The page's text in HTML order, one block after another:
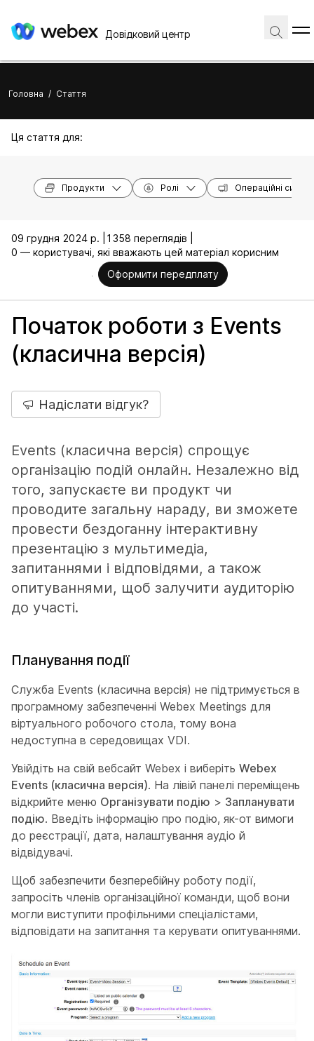
Довідковий центр
Головна / Стаття
Ця стаття для:
Продукти Ролі Операційні
09 грудня 2024 р. |
1358 переглядів |
0 — користувачі, які вважають цей матеріал корисним
Оформити передплату
Початок роботи з Events
(класична версія)
Надіслати відгук?
Events (класична версія) спрощує
організацію подій онлайн. Незалежно від
того, запускаєте ви продукт чи
проводите загальну нараду, ви зможете
провести бездоганну інтерактивну
презентацію з мультимедіа,
запитаннями і відповідями, а також
опитуваннями, щоб залучити аудиторію
до участі.
Планування події
Служба Events (класична версія) не підтримується в
програмному забезпеченні Webex Meetings для
віртуального робочого стола, тому вона
недоступна в середовищах VDI.
Увійдіть на свій вебсайт Webex і виберіть Webex
Events (класична версія). На лівій панелі переміщень
відкрийте меню Організувати подію > Запланувати
подію. Введіть інформацію про подію, як-от вимоги
до реєстрації, дата, налаштування аудіо й
відвідувачі.
Щоб забезпечити безперебійну роботу події,
запросіть членів організаційної команди, щоб вони
могли виступити профільними спеціалістами,
відповідати на запитання та керувати опитуваннями.